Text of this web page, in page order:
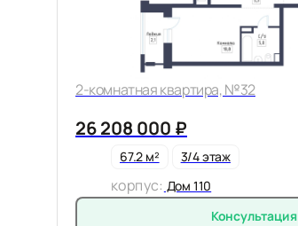
2-комнатная квартира, №32
26 208 000 ₽
67.2 м² 3/4 этаж
корпус: Дом 110
Консультация